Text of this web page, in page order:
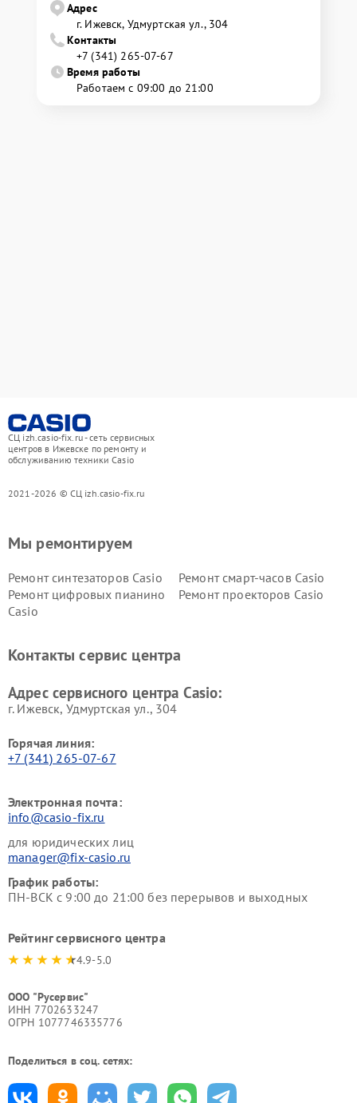
Адрес
г. Ижевск, Удмуртская ул., 304
Контакты
+7 (341) 265-07-67
Время работы
Работаем с 09:00 до 21:00
СЦ izh.casio-fix.ru - сеть сервисных
центров в Ижевске по ремонту и
обслуживанию техники Casio
2021-2026 © СЦ izh.casio-fix.ru
Мы ремонтируем
Ремонт синтезаторов Casio
Ремонт смарт-часов Casio
Ремонт цифровых пианино
Casio
Ремонт проекторов Casio
Контакты сервис центра
Адрес сервисного центра Casio:
г. Ижевск, Удмуртская ул., 304
Горячая линия:
+7 (341) 265-07-67
Электронная почта:
info@casio-fix.ru
для юридических лиц
manager@fix-casio.ru
График работы:
ПН-ВСК с 9:00 до 21:00 без перерывов и выходных
Рейтинг сервисного центра
4.9-5.0
ООО "Русервис"
ИНН 7702633247
ОГРН 1077746335776
Поделиться в соц. сетях: